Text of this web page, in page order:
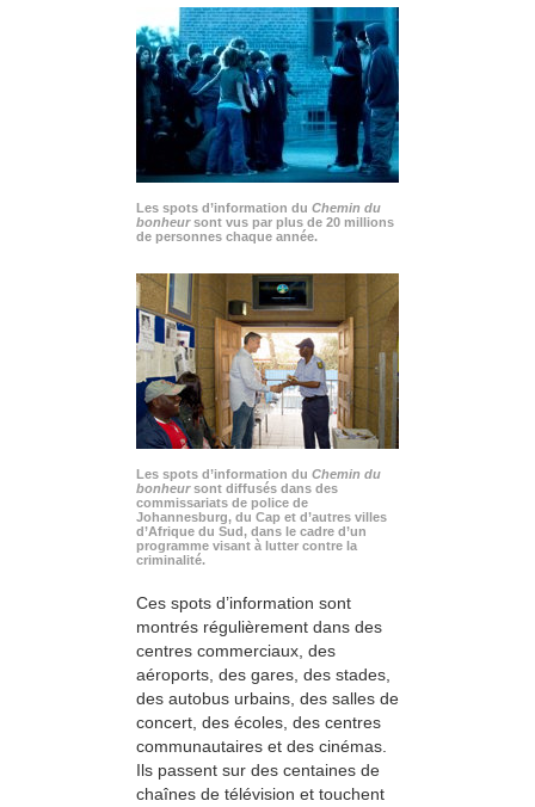
Les spots d’information du Chemin du
bonheursont vus par plus de 20 millions
de personnes chaque année.
Les spots d’information du Chemin du
bonheursont diffusés dans des
commissariats de police de
Johannesburg, du Cap et d’autres villes
d’Afrique du Sud, dans le cadre d’un
programme visant à lutter contre la
criminalité.
Ces spots d’information sont
montrés régulièrement dans des
centres commerciaux, des
aéroports, des gares, des stades,
des autobus urbains, des salles de
concert, des écoles, des centres
communautaires et des cinémas.
Ils passent sur des centaines de
chaînes de télévision et touchent